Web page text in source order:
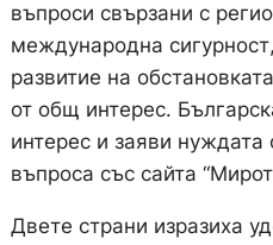
въпроси свързани с
международна
развитие на
от общ интерес.
интерес и заяви нуждата
въпроса със сайта
Двете страни изразиха